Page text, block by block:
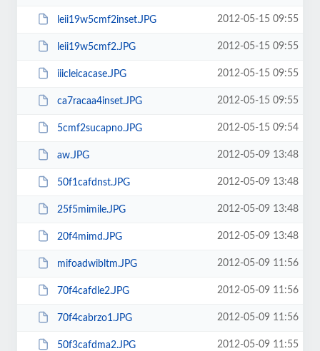
leii19w5cmf2inset.JPG 2012-05-15 09:55
leii19w5cmf2.JPG 2012-05-15 09:55
iiicleicacase.JPG 2012-05-15 09:55
ca7racaa4inset.JPG 2012-05-15 09:55
5cmf2sucapno.JPG 2012-05-15 09:54
aw.JPG 2012-05-09 13:48
50f1cafdnst.JPG 2012-05-09 13:48
25f5mimile.JPG 2012-05-09 13:48
20f4mimd.JPG 2012-05-09 13:48
mifoadwibltm.JPG 2012-05-09 11:56
70f4cafdle2.JPG 2012-05-09 11:56
70f4cabrzo1.JPG 2012-05-09 11:56
50f3cafdma2.JPG 2012-05-09 11:55